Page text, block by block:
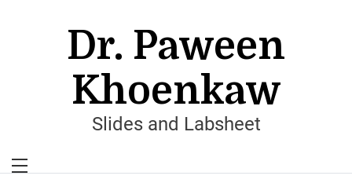
Dr. Paween
Khoenkaw
Slides and Labsheet